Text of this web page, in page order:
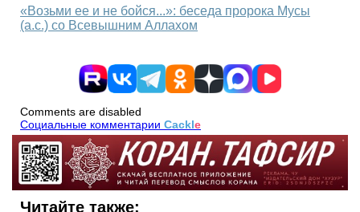
«Возьми ее и не бойся...»: беседа пророка Мусы
(а.с.) со Всевышним Аллахом
Comments are disabled
Социальные комментарии Cackle
Читайте также: